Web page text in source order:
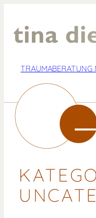
Inhalt
springen
TRAUMABERATUNG